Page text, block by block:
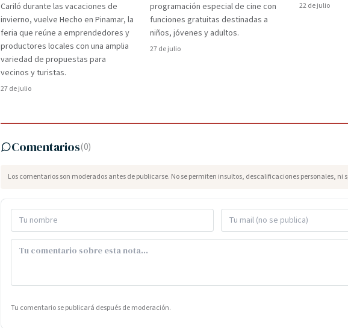
Cariló durante las vacaciones de
invierno, vuelve Hecho en Pinamar, la
feria que reúne a emprendedores y
productores locales con una amplia
variedad de propuestas para
vecinos y turistas.
27 de julio
programación especial de cine con
funciones gratuitas destinadas a
niños, jóvenes y adultos.
27 de julio
22 de julio
Comentarios(0)
Los comentarios son moderados antes de publicarse. No se permiten insultos, descalificaciones personales, ni
Tu comentario se publicará después de moderación.